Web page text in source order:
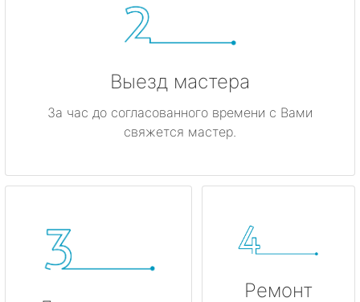
Выезд мастера
За час до согласованного времени с Вами
свяжется мастер.
Ремонт